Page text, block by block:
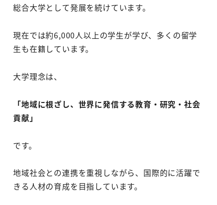
総合大学として発展を続けています。
現在では約6,000人以上の学生が学び、多くの留学
生も在籍しています。
大学理念は、
「地域に根ざし、世界に発信する教育・研究・社会
貢献」
です。
地域社会との連携を重視しながら、国際的に活躍で
きる人材の育成を目指しています。